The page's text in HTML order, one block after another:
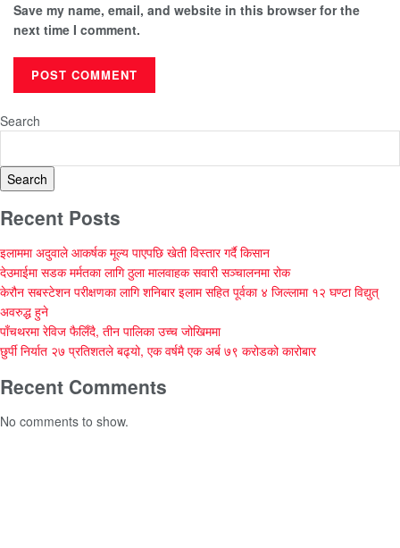
Save my name, email, and website in this browser for the
next time I comment.
Search
Search
Recent Posts
इलाममा अदुवाले आकर्षक मूल्य पाएपछि खेती विस्तार गर्दै किसान
देउमाईमा सडक मर्मतका लागि ठुला मालवाहक सवारी सञ्चालनमा रोक
केरौन सबस्टेशन परीक्षणका लागि शनिबार इलाम सहित पूर्वका ४ जिल्लामा १२ घण्टा विद्युत्
अवरुद्ध हुने
पाँचथरमा रेविज फैलिँदै, तीन पालिका उच्च जोखिममा
छुर्पी निर्यात २७ प्रतिशतले बढ्यो, एक वर्षमै एक अर्ब ७९ करोडको कारोबार
Recent Comments
No comments to show.